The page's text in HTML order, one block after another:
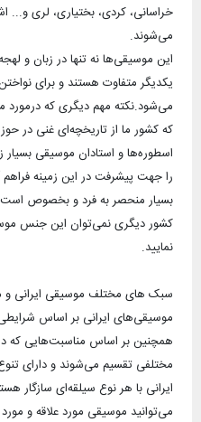
خراسانی، کردی، بختیاری، لری و...
این موسیقی‌ها نه تنها در زبان و
یکدیگر متفاوت هستند و برای
می‌شود.نکته مهم دیگری که درمورد
که کشور ما از تاریخچه‌ای غنی در
اسطوره‌ها و استادان موسیقی بسیار
را جهت پیشرفت در این زمینه
بسیار منحصر به فرد و بخصوص
کشور دیگری نمی‌توان این جنس
موسیقی‌های ایرانی بر اساس
همچنین بر اساس مناسبت‌هایی که
مختلفی تقسیم می‌شوند و دارای
ایرانی با هر نوع سیلقه‌ای سازگار
می‌توانید موسیقی مورد علاقه و